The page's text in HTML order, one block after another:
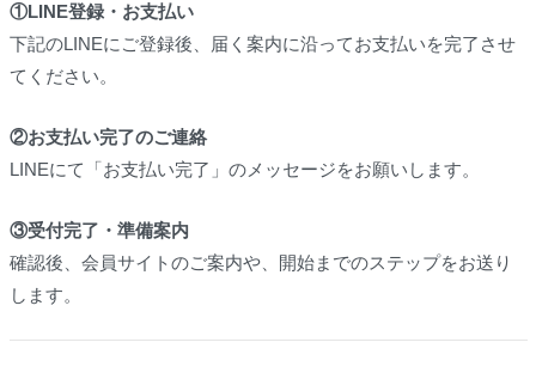
①LINE登録・お支払い
下記のLINEにご登録後、届く案内に沿ってお支払いを完了させ
てください。
②お支払い完了のご連絡
LINEにて「お支払い完了」のメッセージをお願いします。
③受付完了・準備案内
確認後、会員サイトのご案内や、開始までのステップをお送り
します。